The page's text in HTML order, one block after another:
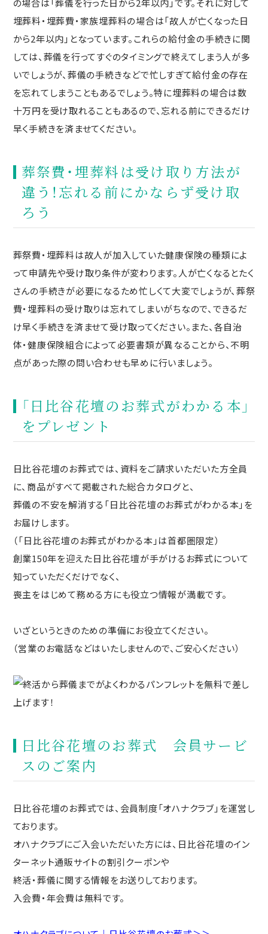
の場合は「葬儀を行った日から2年以内」です。それに対して
埋葬料・埋葬費・家族埋葬料の場合は「故人が亡くなった日
から2年以内」となっています。これらの給付金の手続きに関
しては、葬儀を行ってすぐのタイミングで終えてしまう人が多
いでしょうが、葬儀の手続きなどで忙しすぎて給付金の存在
を忘れてしまうこともあるでしょう。特に埋葬料の場合は数
十万円を受け取れることもあるので、忘れる前にできるだけ
早く手続きを済ませてください。
葬祭費・埋葬料は受け取り方法が
違う！忘れる前にかならず受け取
ろう
葬祭費・埋葬料は故人が加入していた健康保険の種類によ
って申請先や受け取り条件が変わります。人が亡くなるとたく
さんの手続きが必要になるため忙しくて大変でしょうが、葬祭
費・埋葬料の受け取りは忘れてしまいがちなので、できるだ
け早く手続きを済ませて受け取ってください。また、各自治
体・健康保険組合によって必要書類が異なることから、不明
点があった際の問い合わせも早めに行いましょう。
「日比谷花壇のお葬式がわかる本」
をプレゼント
日比谷花壇のお葬式では、資料をご請求いただいた方全員
に、商品がすべて掲載された総合カタログと、
葬儀の不安を解消する「日比谷花壇のお葬式がわかる本」を
お届けします。
（「日比谷花壇のお葬式がわかる本」は首都圏限定）
創業150年を迎えた日比谷花壇が手がけるお葬式について
知っていただくだけでなく、
喪主をはじめて務める方にも役立つ情報が満載です。
いざというときのための準備にお役立てください。
（営業のお電話などはいたしませんので、ご安心ください）
日比谷花壇のお葬式 会員サービ
スのご案内
日比谷花壇のお葬式では、会員制度「オハナクラブ」を運営し
ております。
オハナクラブにご入会いただいた方には、日比谷花壇のイン
ターネット通販サイトの割引クーポンや
終活・葬儀に関する情報をお送りしております。
入会費・年会費は無料です。